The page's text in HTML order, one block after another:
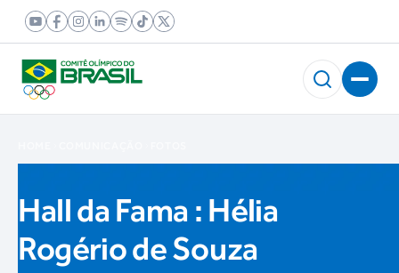
Hall da Fama : Hélia
Rogério de Souza